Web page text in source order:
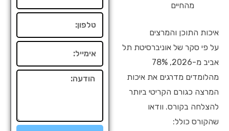
מהחיים
איכות התוכן והמרצים
על פי סקר של אוניברסיטת תל
אביב מ-2026, 78%
מהלומדים מדרגים את איכות
המרצה כגורם הקריטי ביותר
להצלחה בקורס. וודאו
שהקורס כולל:
הודעה